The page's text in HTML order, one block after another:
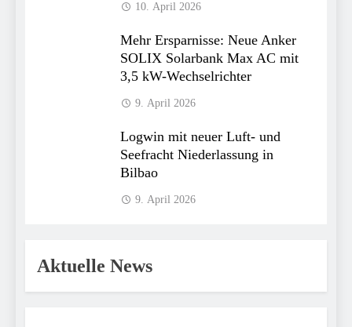
10. April 2026
Mehr Ersparnisse: Neue Anker
SOLIX Solarbank Max AC mit
3,5 kW-Wechselrichter
9. April 2026
Logwin mit neuer Luft- und
Seefracht Niederlassung in
Bilbao
9. April 2026
Aktuelle News